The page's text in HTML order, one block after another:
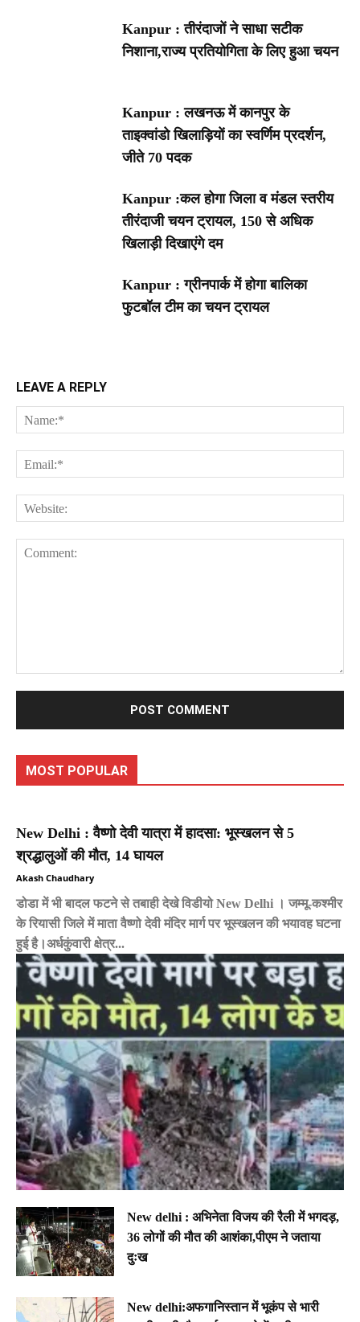
Kanpur : तीरंदाजों ने साधा सटीक
निशाना,राज्य प्रतियोगिता के लिए हुआ चयन
Kanpur : लखनऊ में कानपुर के
ताइक्वांडो खिलाड़ियों का स्वर्णिम प्रदर्शन,
जीते 70 पदक
Kanpur :कल होगा जिला व मंडल स्तरीय
तीरंदाजी चयन ट्रायल, 150 से अधिक
खिलाड़ी दिखाएंगे दम
Kanpur : ग्रीनपार्क में होगा बालिका
फुटबॉल टीम का चयन ट्रायल
LEAVE A REPLY
MOST POPULAR
New Delhi : वैष्णो देवी यात्रा में हादसा: भूस्खलन से 5
श्रद्धालुओं की मौत, 14 घायल
Akash Chaudhary
डोडा में भी बादल फटने से तबाही देखे विडीयो New Delhi । जम्मू-कश्मीर
के रियासी जिले में माता वैष्णो देवी मंदिर मार्ग पर भूस्खलन की भयावह घटना
हुई है।अर्धकुंवारी क्षेत्र...
New delhi : अभिनेता विजय की रैली में भगदड़,
36 लोगों की मौत की आशंका,पीएम ने जताया
दुःख
New delhi:अफगानिस्तान में भूकंप से भारी